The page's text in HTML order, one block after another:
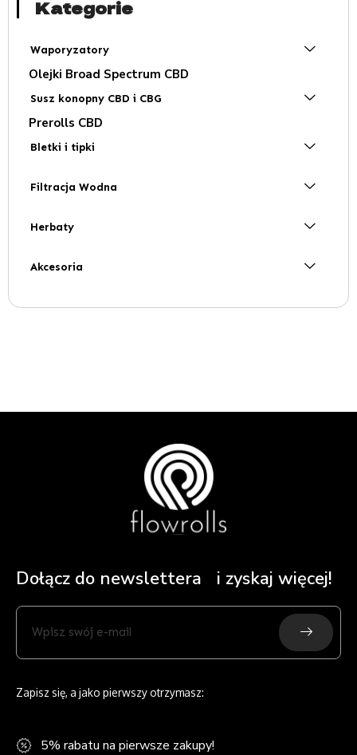
Kategorie
Waporyzatory
Olejki Broad Spectrum CBD
Susz konopny CBD i CBG
Prerolls CBD
Bletki i tipki
Filtracja Wodna
Herbaty
Akcesoria
Dołącz do newslettera i zyskaj więcej!
swój
e-
Submit
Zapisz się, a jako pierwszy otrzymasz:
5% rabatu na pierwsze zakupy!